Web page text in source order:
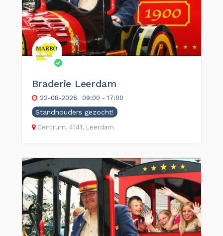
Braderie Leerdam
22-08-2026 09:00 - 17:00
Standhouders gezocht!
Centrum, 4141, Leerdam